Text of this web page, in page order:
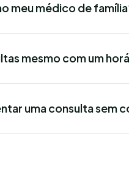
meu médico de
mesmo com um
uma consulta sem